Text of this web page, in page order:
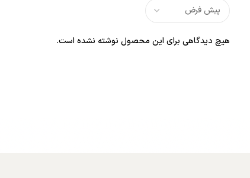
هیچ دیدگاهی برای این محصول نوشته نشده است.